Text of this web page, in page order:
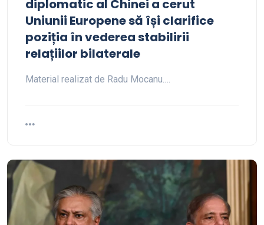
diplomatic al Chinei a cerut
Uniunii Europene să își clarifice
poziția în vederea stabilirii
relațiilor bilaterale
Material realizat de Radu Mocanu.…